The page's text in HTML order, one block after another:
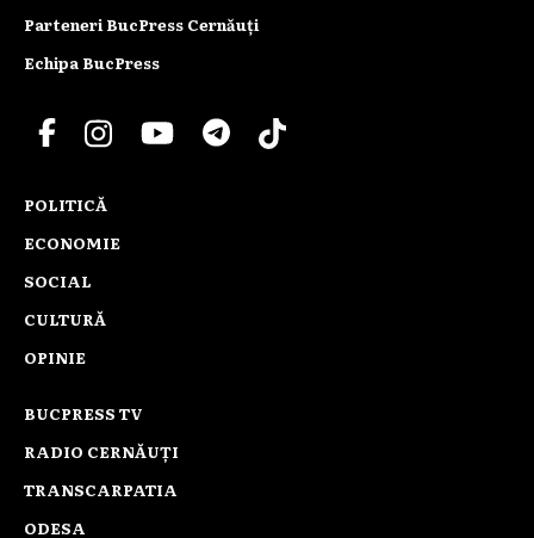
Parteneri BucPress Cernăuți
Echipa BucPress
POLITICĂ
ECONOMIE
SOCIAL
CULTURĂ
OPINIE
BUCPRESS TV
RADIO CERNĂUȚI
TRANSCARPATIA
ODESA